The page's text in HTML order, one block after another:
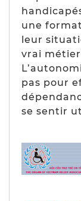
une
leur
vrai
pas pour
se sentir